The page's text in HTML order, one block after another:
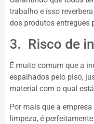
trabalho e isso
dos produtos entregues
3. Risco de
É muito comum que a
espalhados pelo piso,
material com o qual
Por mais que a
limpeza, é